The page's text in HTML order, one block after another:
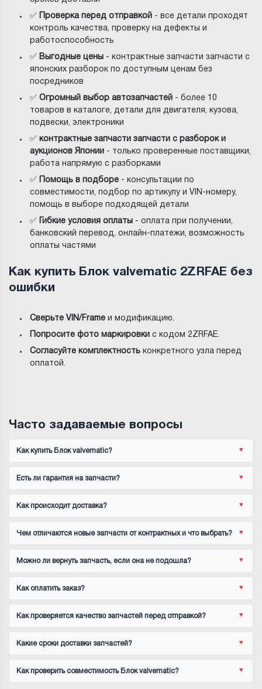
✅ Проверка перед отправкой - все детали проходят
контроль качества, проверку на дефекты и
работоспособность
✅ Выгодные цены - контрактные запчасти запчасти с
японских разборок по доступным ценам без
посредников
✅Огромный выбор автозапчастей - более 10
товаров в каталоге, детали для двигателя, кузова,
подвески, электроники
✅ контрактные запчасти запчасти с разборок и
аукционов Японии - только проверенные поставщики,
работа напрямую с разборками
✅ Помощь в подборе - консультации по
совместимости, подбор по артикулу и VIN-номеру,
помощь в выборе подходящей детали
✅ Гибкие условия оплаты - оплата при получении,
банковский перевод, онлайн-платежи, возможность
оплаты частями
Как купить Блок valvematic 2ZRFAE без
ошибки
Сверьте VIN/Frame и модификацию.
Попросите фото маркировки с кодом 2ZRFAE.
Согласуйте комплектность конкретного узла перед
оплатой.
Часто задаваемые вопросы
Как купить Блок valvematic?
Есть ли гарантия на запчасти?
Как происходит доставка?
Чем отличаются новые запчасти от контрактных и что выбрать?
Можно ли вернуть запчасть, если она не подошла?
Как оплатить заказ?
Как проверяется качество запчастей перед отправкой?
Какие сроки доставки запчастей?
Как проверить совместимость Блок valvematic?